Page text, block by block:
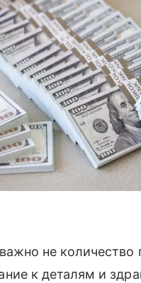
не количество
к деталям и